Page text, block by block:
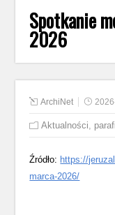
Spotkanie
2026
ArchiNet
Aktualności,
Źródło: https://
marca-2026/